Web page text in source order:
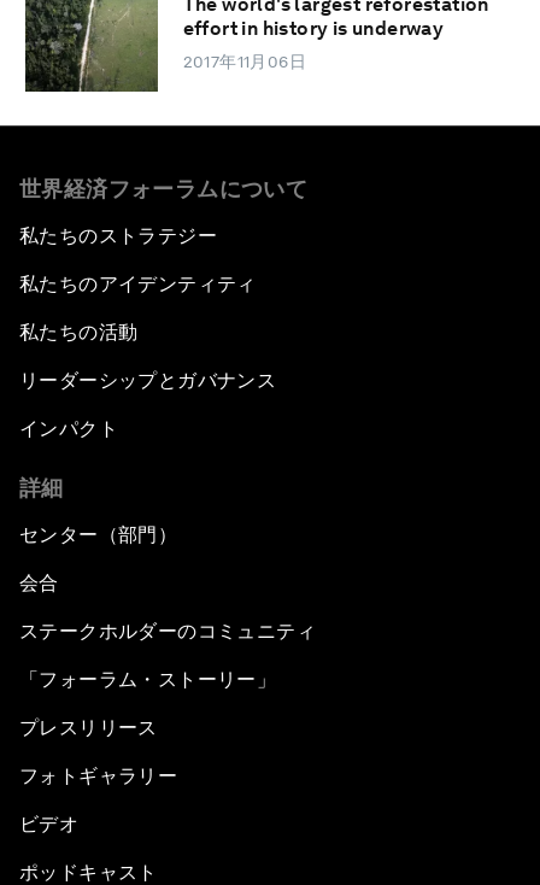
effort in history is underway
2017年11月06日
世界経済フォーラムについて
私たちのストラテジー
私たちのアイデンティティ
私たちの活動
リーダーシップとガバナンス
インパクト
詳細
センター（部門）
会合
ステークホルダーのコミュニティ
「フォーラム・ストーリー」
プレスリリース
フォトギャラリー
ビデオ
ポッドキャスト